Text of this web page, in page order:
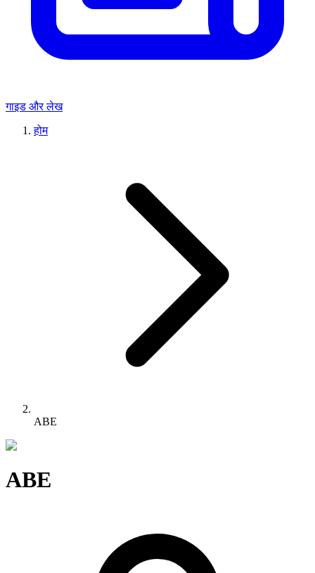
गाइड और लेख
होम
ABE
ABE